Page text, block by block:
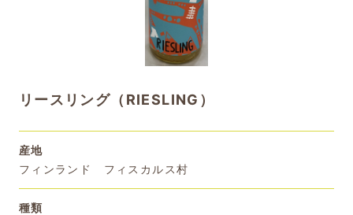
リースリング（RIESLING）
産地
フィンランド フィスカルス村
種類